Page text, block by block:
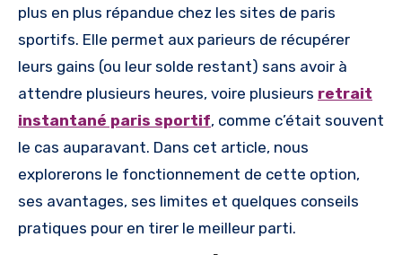
plus en plus répandue chez les sites de paris
sportifs. Elle permet aux parieurs de récupérer
leurs gains (ou leur solde restant) sans avoir à
attendre plusieurs heures, voire plusieurs retrait
instantané paris sportif, comme c’était souvent
le cas auparavant. Dans cet article, nous
explorerons le fonctionnement de cette option,
ses avantages, ses limites et quelques conseils
pratiques pour en tirer le meilleur parti.